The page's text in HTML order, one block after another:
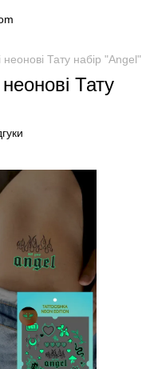
неонові Тату набір "Angel"
Тату